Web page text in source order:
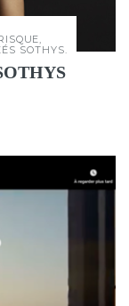
SOTHYS.